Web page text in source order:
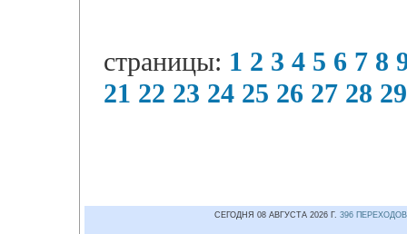
страницы: 1 2 3 4 5 6 7 8
21 22 23 24 25 26 27 28 29
СЕГОДНЯ 08 АВГУСТА 2026 Г. 396 ПЕРЕХОДОВ